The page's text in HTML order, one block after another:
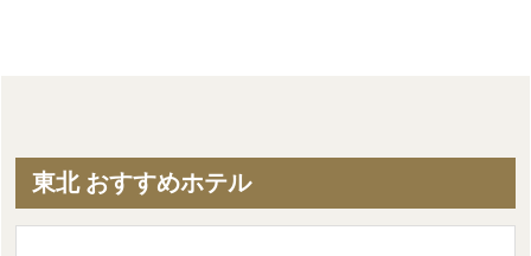
東北 おすすめホテル